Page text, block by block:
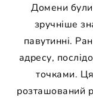
Домени
зручніше
павутинні.
адресу,
точками.
розташований